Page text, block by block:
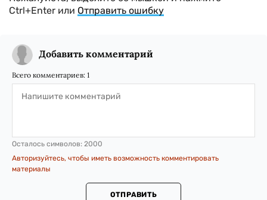
Ctrl+Enter или Отправить ошибку
Добавить комментарий
Всего комментариев: 1
Осталось символов: 2000
Авторизуйтесь, чтобы иметь возможность комментировать
материалы
ОТПРАВИТЬ